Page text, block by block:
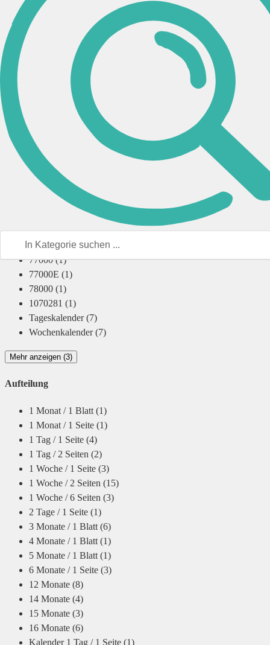
Brunnen
(3)
Legamaster
(2)
Walz GmbH
Zettler
Mehr anzeigen (5)
70-38 000 (1)
952 (1)
77000 (1)
77000E (1)
78000 (1)
1070281 (1)
Tageskalender (7)
Wochenkalender (7)
Mehr anzeigen (3)
Aufteilung
1 Monat / 1 Blatt (1)
1 Monat / 1 Seite (1)
1 Tag / 1 Seite (4)
1 Tag / 2 Seiten (2)
1 Woche / 1 Seite (3)
1 Woche / 2 Seiten (15)
1 Woche / 6 Seiten (3)
2 Tage / 1 Seite (1)
3 Monate / 1 Blatt (6)
4 Monate / 1 Blatt (1)
5 Monate / 1 Blatt (1)
6 Monate / 1 Seite (3)
12 Monate (8)
14 Monate (4)
15 Monate (3)
16 Monate (6)
Kalender 1 Tag / 1 Seite (1)